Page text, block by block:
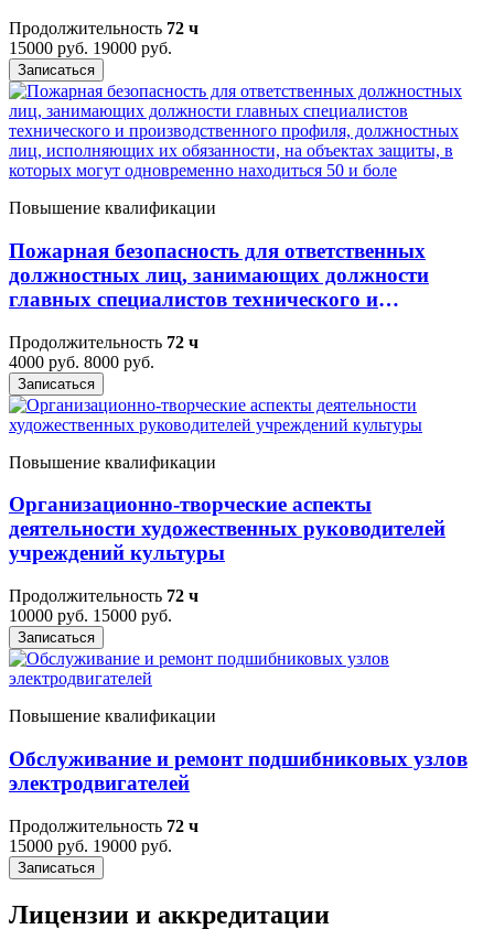
Продолжительность 72 ч
15000 руб. 19000 руб.
Записаться
Повышение квалификации
Пожарная безопасность для ответственных
должностных лиц, занимающих должности
главных специалистов технического и
исполняющих их обязанности, на объектах
защиты, в которых могут одновременно
находиться 50 и боле
Продолжительность 72 ч
4000 руб. 8000 руб.
Записаться
Повышение квалификации
Организационно-творческие аспекты
деятельности художественных руководителей
учреждений культуры
Продолжительность 72 ч
10000 руб. 15000 руб.
Записаться
Повышение квалификации
Обслуживание и ремонт подшибниковых узлов
электродвигателей
Продолжительность 72 ч
15000 руб. 19000 руб.
Записаться
Лицензии и аккредитации